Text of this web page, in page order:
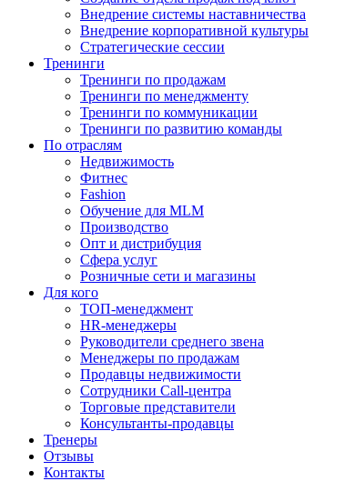
Внедрение системы наставничества
Внедрение корпоративной культуры
Стратегические сессии
Тренинги
Тренинги по продажам
Тренинги по менеджменту
Тренинги по коммуникации
Тренинги по развитию команды
По отраслям
Недвижимость
Фитнес
Fashion
Обучение для MLM
Производство
Опт и дистрибуция
Сфера услуг
Розничные сети и магазины
Для кого
ТОП-менеджмент
HR-менеджеры
Руководители среднего звена
Менеджеры по продажам
Продавцы недвижимости
Сотрудники Call-центра
Торговые представители
Консультанты-продавцы
Тренеры
Отзывы
Контакты